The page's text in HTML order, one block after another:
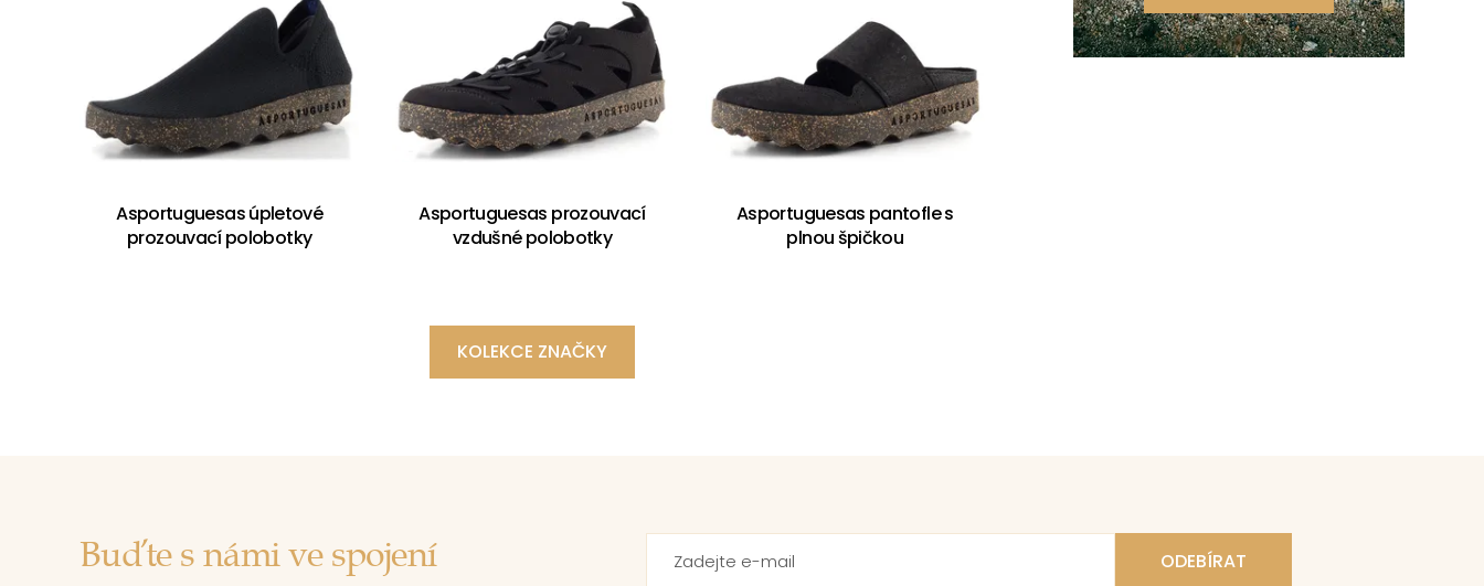
Asportuguesas úpletové
prozouvací polobotky
Asportuguesas prozouvací
vzdušné polobotky
Asportuguesas pantofle s
plnou špičkou
KOLEKCE ZNAČKY
Buďte s námi ve spojení